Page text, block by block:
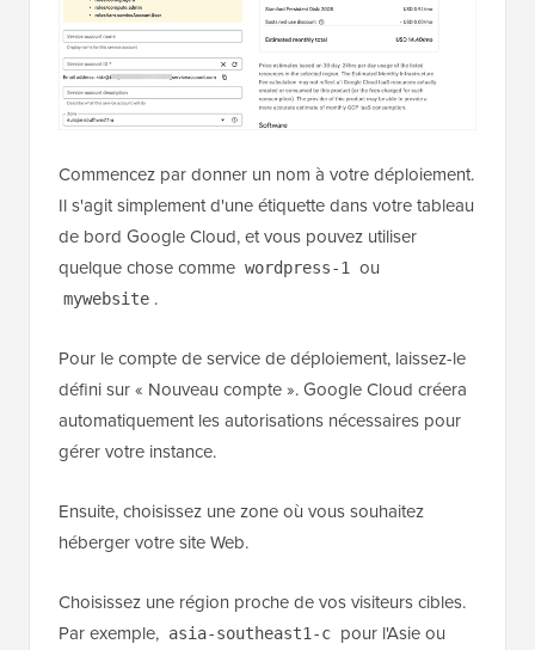
Commencez par donner un nom à votre déploiement.
Il s'agit simplement d'une étiquette dans votre tableau
de bord Google Cloud, et vous pouvez utiliser
quelque chose comme wordpress-1 ou
mywebsite .
Pour le compte de service de déploiement, laissez-le
défini sur « Nouveau compte ». Google Cloud créera
automatiquement les autorisations nécessaires pour
gérer votre instance.
Ensuite, choisissez une zone où vous souhaitez
héberger votre site Web.
Choisissez une région proche de vos visiteurs cibles.
Par exemple, asia-southeast1-c pour l'Asie ou